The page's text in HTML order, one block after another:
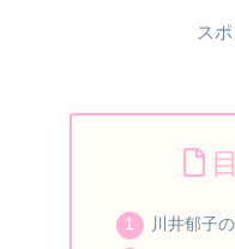
ス
川井郁子